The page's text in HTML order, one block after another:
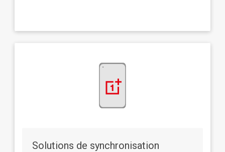
Solutions de synchronisation